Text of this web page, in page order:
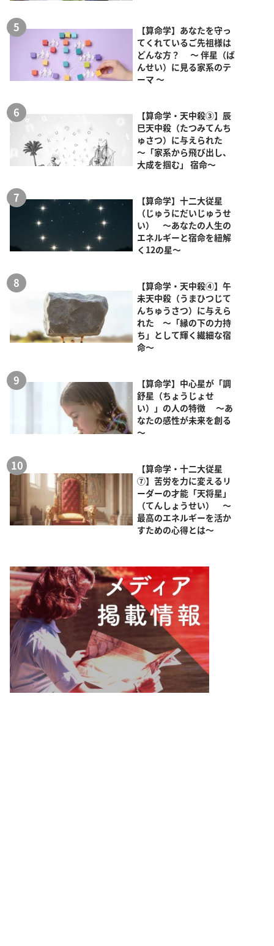
【算命学】あなたを守っ
てくれているご先祖様は
どんな方？ ～ 伴星（ば
んせい）に見る家系のテ
ーマ ～
【算命学・天中殺③】辰
巳天中殺（たつみてんち
ゅさつ）に与えられた
～「家系から飛び出し、
大成を掴む」 宿命～
【算命学】十二大従星
（じゅうにだいじゅうせ
い） ～あなたの人生の
エネルギーと宿命を紐解
く12の星～
【算命学・天中殺④】午
未天中殺（うまひつじて
んちゅうさつ）に与えら
れた ～「縁の下の力持
ち」として輝く繊細な宿
命～
【算命学】中心星が「調
舒星（ちょうじょせ
い）」の人の特徴 ～あ
なたの感性が未来を創る
～
【算命学・十二大従星
⑦】苦労を力に変えるリ
ーダーの才能「天将星」
（てんしょうせい） ～
最高のエネルギーを活か
すための心得とは～